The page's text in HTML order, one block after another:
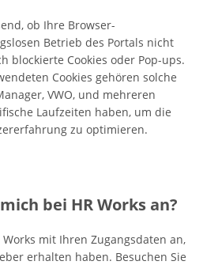
ob Ihre Browser-
Betrieb des Portals nicht
blockierte Cookies oder Pop-ups.
Cookies gehören solche
VWO, und mehreren
Laufzeiten haben, um die
zu optimieren.
bei HR Works an?
mit Ihren Zugangsdaten an,
erhalten haben. Besuchen Sie